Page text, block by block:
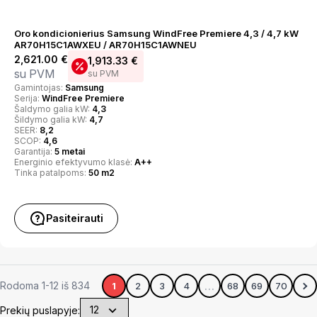
Oro kondicionierius Samsung WindFree Premiere 4,3 / 4,7 kW
AR70H15C1AWXEU / AR70H15C1AWNEU
2,621.00 €
su PVM
1,913.33 €
su PVM
Gamintojas: Samsung
Serija: WindFree Premiere
Šaldymo galia kW: 4,3
Šildymo galia kW: 4,7
SEER: 8,2
SCOP: 4,6
Garantija: 5 metai
Energinio efektyvumo klasė: A++
Tinka patalpoms: 50 m2
Pasiteirauti
Rodoma 1-12 iš 834 1 2 3 4 … 68 69 70
Prekių puslapyje: